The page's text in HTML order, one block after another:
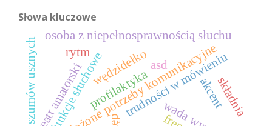
Słowa kluczowe
złożone potrzeby komunikacyjne
asd
funkcje słuchowe trudności w mówieniu
osoba z niepełnosprawnością słuchu
profilaktyka
wędzidełko
teatr amatorski akcent
terapia szumów usznych rytm
składnia